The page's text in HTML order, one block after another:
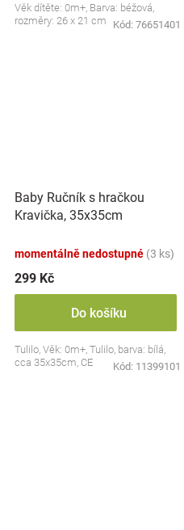
Věk dítěte: 0m+, Barva: béžová,
rozměry: 26 x 21 cm
Kód: 76651401
Baby Ručník s hračkou
Kravička, 35x35cm
momentálně nedostupné (3 ks)
299 Kč
Do košíku
Tulilo, Věk: 0m+, Tulilo, barva: bílá,
cca 35x35cm, CE
Kód: 11399101